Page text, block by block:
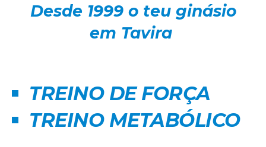
Desde 1999 o teu ginásio
em Tavira
TREINO DE FORÇA
TREINO METABÓLICO